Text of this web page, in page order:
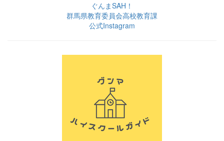
ぐんまSAH！
群馬県教育委員会高校教育課
公式Instagram